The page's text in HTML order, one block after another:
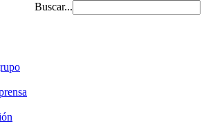
Buscar...